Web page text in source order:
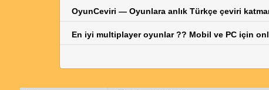
OyunCeviri — Oyunlara anlık Türkçe çeviri
En iyi multiplayer oyunlar ?? Mobil ve PC için